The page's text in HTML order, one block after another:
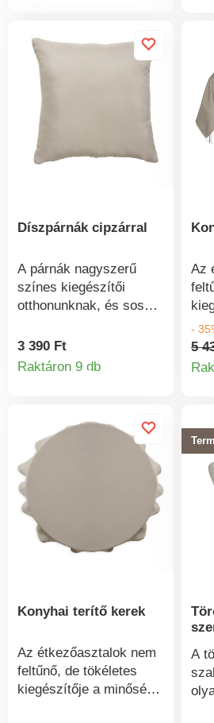
Díszpárnák cipzárral
A párnák nagyszerű
színes kiegészítői
otthonunknak, és sosem
megfelelnek pihenéshez,
vagy akár alváshoz is.
3 390 Ft
Raktáron 9 db
Az
x
-
5
Konyhai terítő kerek
Az étkezőasztalok nem
feltűnő, de tökéletes
kiegészítője a minőségi
A